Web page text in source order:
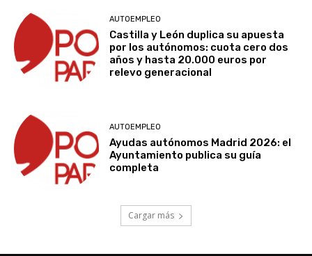
AUTOEMPLEO
Castilla y León duplica su apuesta
por los autónomos: cuota cero dos
años y hasta 20.000 euros por
relevo generacional
AUTOEMPLEO
Ayudas autónomos Madrid 2026: el
Ayuntamiento publica su guía
completa
Cargar más